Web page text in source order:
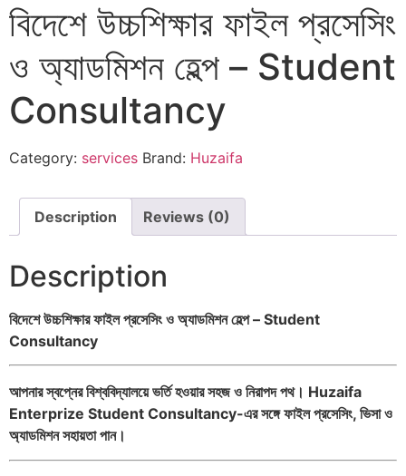
বিদেশে উচ্চশিক্ষার ফাইল প্রসেসিং
ও অ্যাডমিশন হেল্প – Student
Consultancy
Category: services Brand: Huzaifa
Description Reviews (0)
Description
বিদেশে উচ্চশিক্ষার ফাইল প্রসেসিং ও অ্যাডমিশন হেল্প – Student
Consultancy
আপনার স্বপ্নের বিশ্ববিদ্যালয়ে ভর্তি হওয়ার সহজ ও নিরাপদ পথ। Huzaifa
Enterprize Student Consultancy-এর সঙ্গে ফাইল প্রসেসিং, ভিসা ও
অ্যাডমিশন সহায়তা পান।